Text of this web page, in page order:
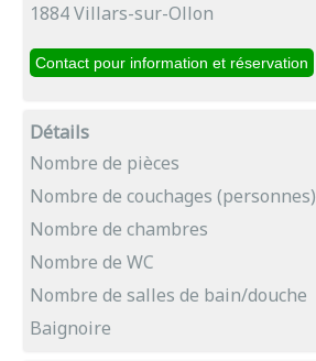
1884 Villars-sur-Ollon
Détails
Nombre de pièces
Nombre de couchages (personnes)
Nombre de chambres
Nombre de WC
Nombre de salles de bain/douche
Baignoire